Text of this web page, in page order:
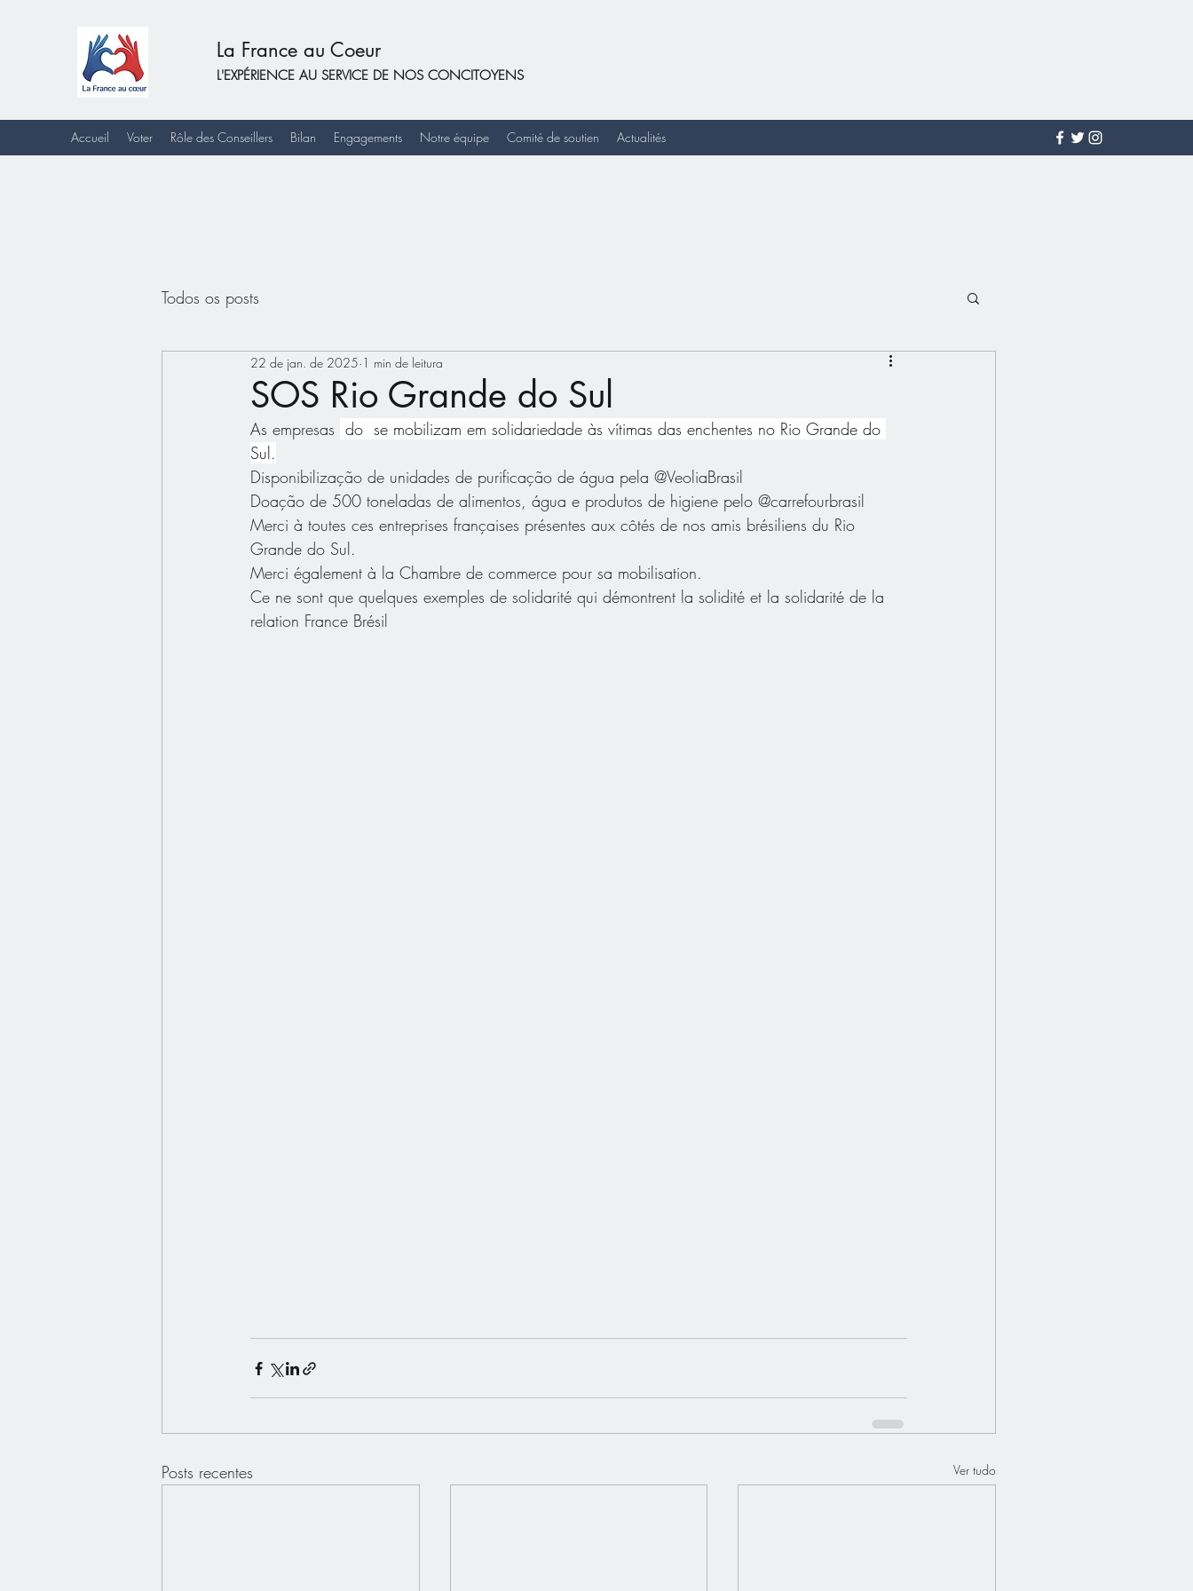
La France au Coeur
L'EXPÉRIENCE AU SERVICE DE NOS CONCITOYENS
Accueil Voter Rôle des Conseillers Bilan Engagements Notre équipe Comité de soutien Actualités
Todos os posts
SOS Rio Grande do Sul
22 de jan. de 2025 1 min de leitura
As empresas do  se mobilizam em solidariedade às vítimas das enchentes no Rio Grande do
Sul.
Disponibilização de unidades de purificação de água pela @VeoliaBrasil
Doação de 500 toneladas de alimentos, água e produtos de higiene pelo @carrefourbrasil
Merci à toutes ces entreprises françaises présentes aux côtés de nos amis brésiliens du Rio
Grande do Sul.
Merci également à la Chambre de commerce pour sa mobilisation.
Ce ne sont que quelques exemples de solidarité qui démontrent la solidité et la solidarité de la
relation France Brésil
Posts recentes Ver tudo